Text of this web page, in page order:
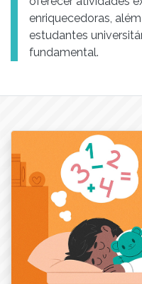
enriquecedoras,
estudantes
fundamental.